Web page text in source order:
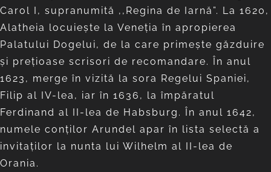
Carol I, supranumită ,,Regina de Iarnă”. La 1620,
Alatheia locuiește la Veneția în apropierea
Palatului Dogelui, de la care primește găzduire
şi preţioase scrisori de recomandare. În anul
1623, merge în vizită la sora Regelui Spaniei,
Filip al IV-lea, iar în 1636, la împăratul
Ferdinand al II-lea de Habsburg. În anul 1642,
numele conţilor Arundel apar în lista selectă a
invitaţilor la nunta lui Wilhelm al II-lea de
Orania.